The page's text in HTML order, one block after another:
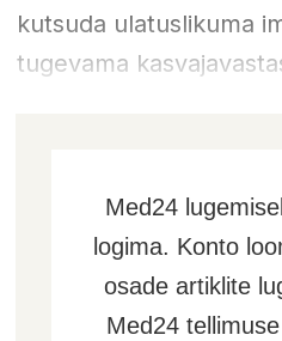
kutsuda ulatuslikuma
tugevama
Med24
logima. Konto
osade artiklite
Med24